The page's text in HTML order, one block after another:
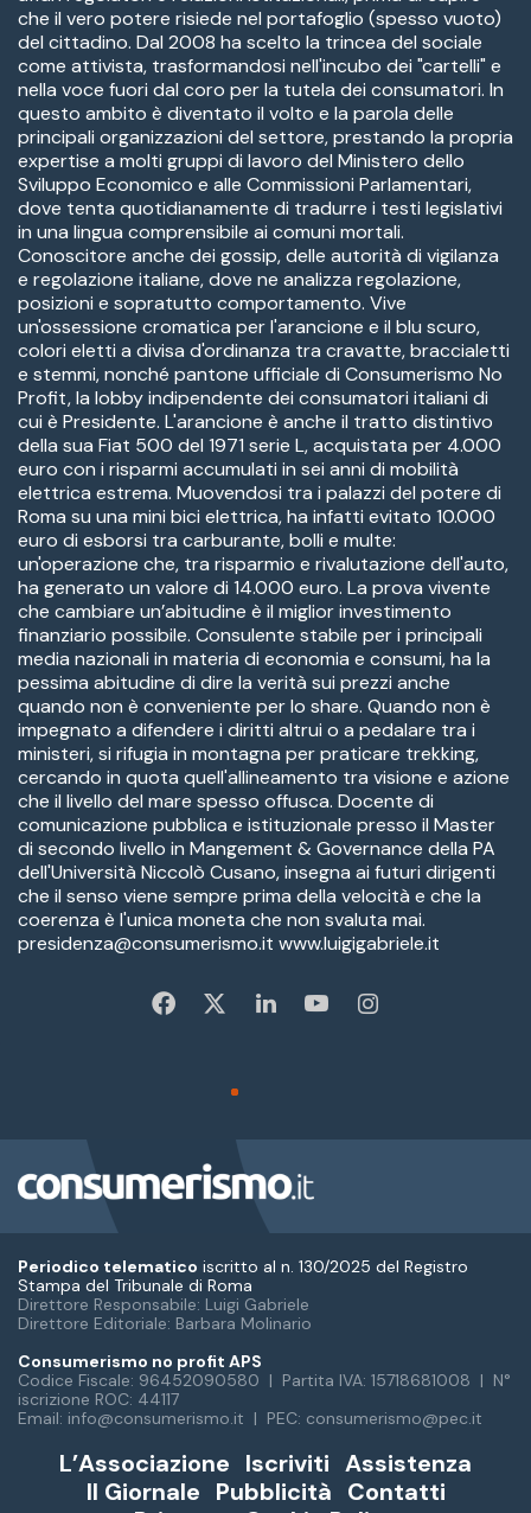
Periodico telematico iscritto al n. 130/2025 del Registro
Stampa del Tribunale di Roma
Direttore Responsabile: Luigi Gabriele
Direttore Editoriale: Barbara Molinario
Consumerismo no profit APS
Codice Fiscale: 96452090580 | Partita IVA: 15718681008 | N°
iscrizione ROC: 44117
Email: info@consumerismo.it | PEC: consumerismo@pec.it
L’Associazione Iscriviti Assistenza
Il Giornale Pubblicità Contatti